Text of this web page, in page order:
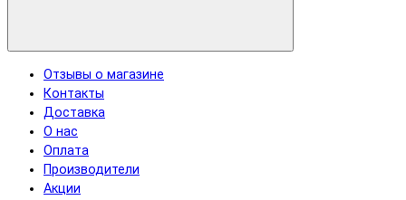
Отзывы о магазине
Контакты
Доставка
О нас
Оплата
Производители
Акции